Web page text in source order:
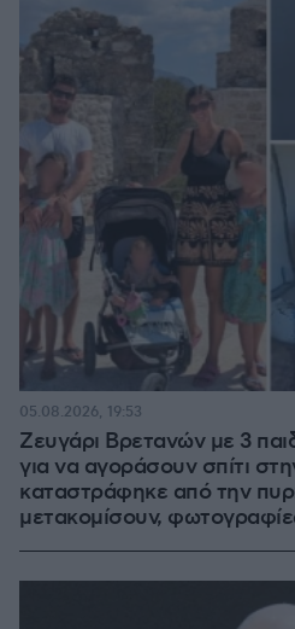
Ζευγάρι Βρετανών με 3
για να αγοράσουν σπίτι
καταστράφηκε από την
μετακομίσουν,
05.08.2026, 19:53